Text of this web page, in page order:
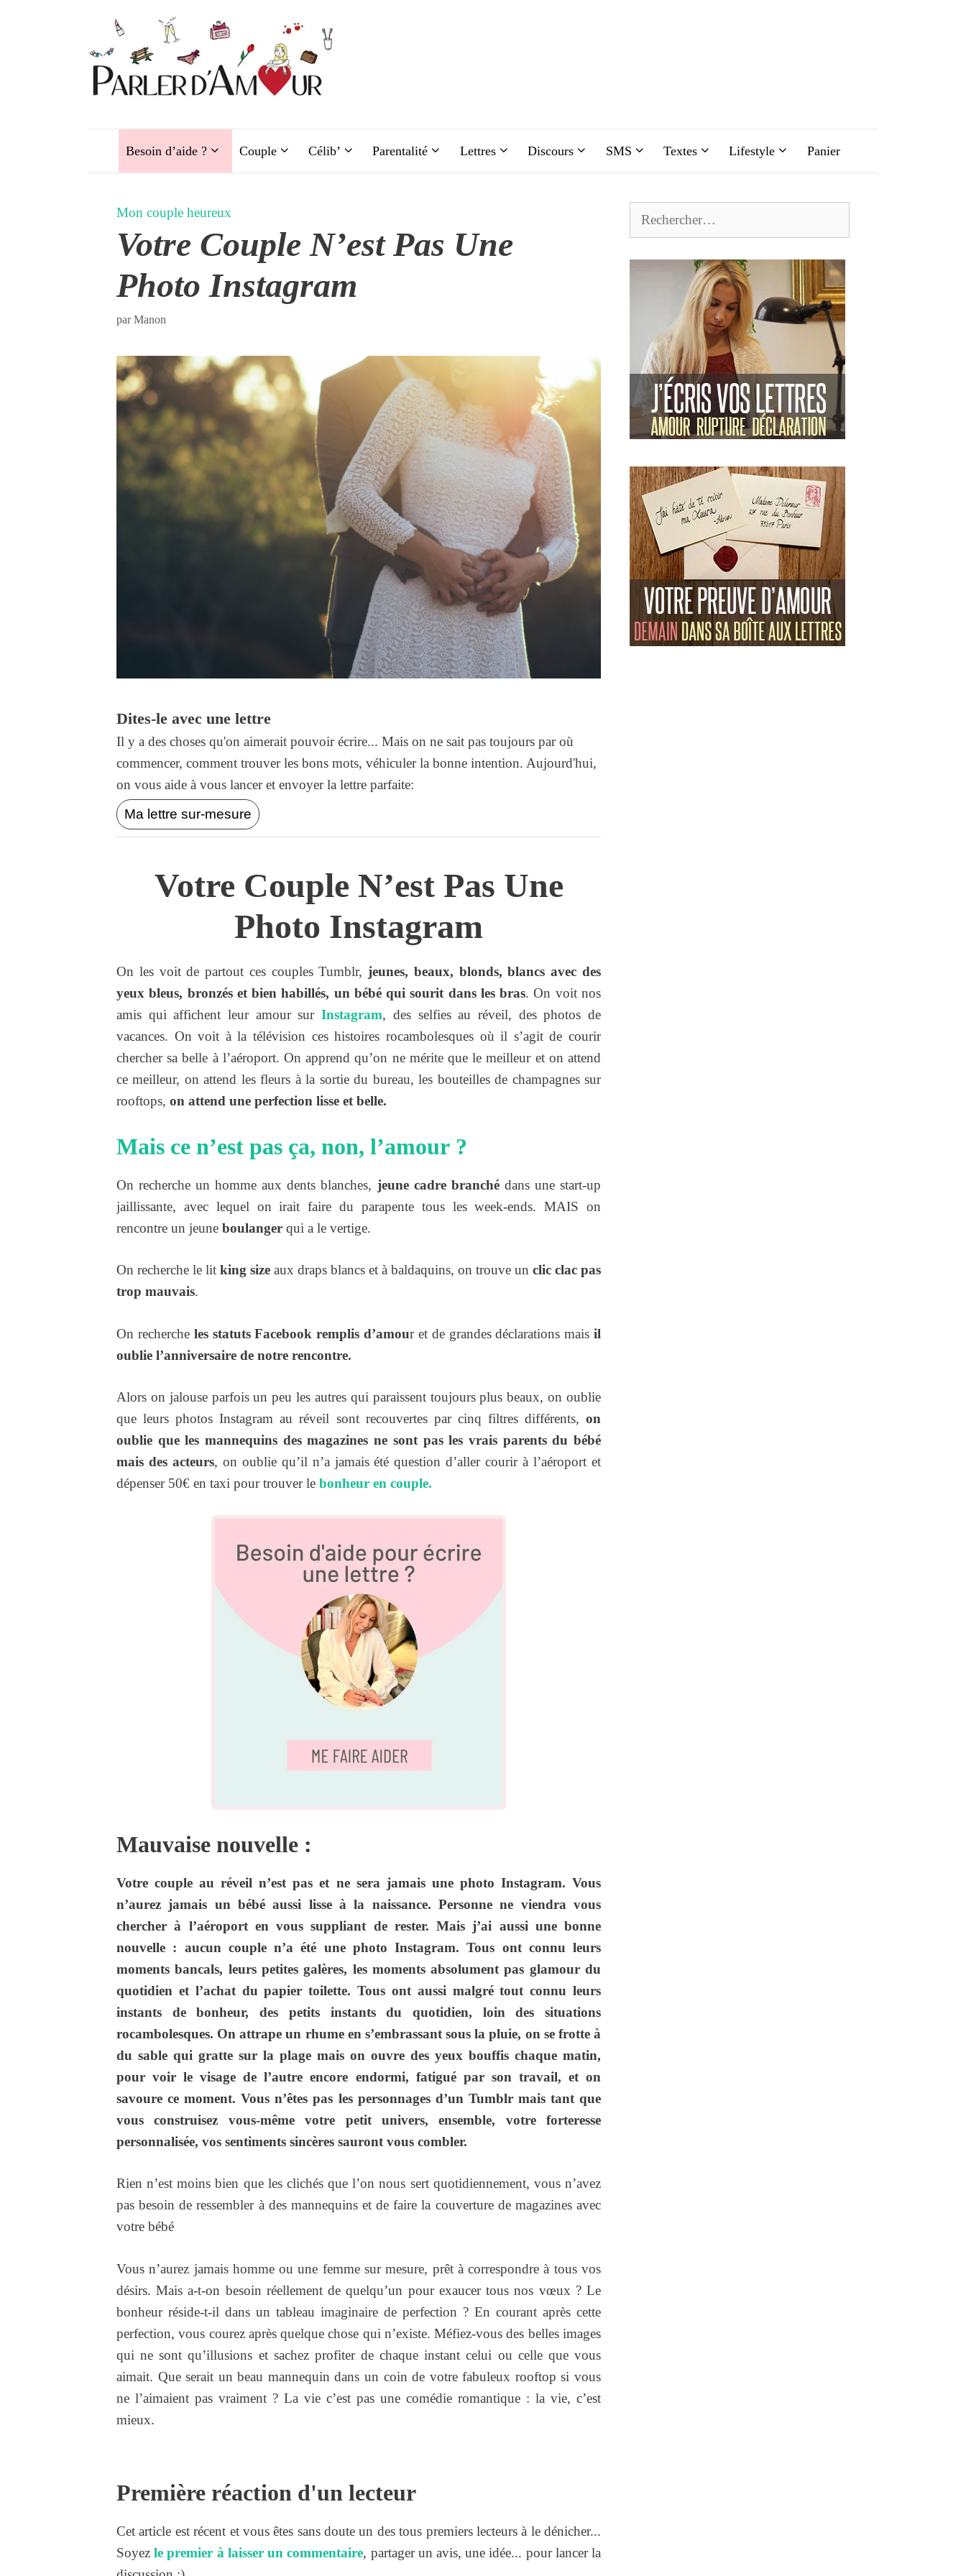
Besoin d’aide ? Couple Célib’ Parentalité Lettres Discours SMS Textes Lifestyle Panier
Mon couple heureux
Votre Couple N’est Pas Une
Photo Instagram
parManon
Dites-le avec une lettre
Il y a des choses qu'on aimerait pouvoir écrire... Mais on ne sait pas toujours par où
commencer, comment trouver les bons mots, véhiculer la bonne intention. Aujourd'hui,
on vous aide à vous lancer et envoyer la lettre parfaite:
Ma lettre sur-mesure
Votre Couple N’est Pas Une
Photo Instagram
On les voit de partout ces couples Tumblr, jeunes, beaux, blonds, blancs avec des
yeux bleus, bronzés et bien habillés, un bébé qui sourit dans les bras. On voit nos
amis qui affichent leur amour surInstagram, des selfies au réveil, des photos de
vacances. On voit à la télévision ces histoires rocambolesques où il s’agit de courir
chercher sa belle à l’aéroport. On apprend qu’on ne mérite que le meilleur et on attend
ce meilleur, on attend les fleurs à la sortie du bureau, les bouteilles de champagnes sur
rooftops, on attend une perfection lisse et belle.
Mais ce n’est pas ça, non, l’amour ?
On recherche un homme aux dents blanches, jeune cadre branchédans une start-up
jaillissante, avec lequel on irait faire du parapente tous les week-ends. MAIS on
rencontre un jeune boulanger qui a le vertige.
On recherche le lit king size aux draps blancs et à baldaquins, on trouve un clic clac pas
trop mauvais.
On rechercheles statuts Facebook remplis d’amour et de grandes déclarations mais il
oublie l’anniversaire de notre rencontre.
Alors on jalouse parfois un peu les autres qui paraissent toujours plus beaux, on oublie
que leurs photos Instagram au réveil sont recouvertes par cinq filtres différents, on
oublie que les mannequins des magazines ne sont pas les vrais parents du bébé
mais des acteurs, on oublie qu’il n’a jamais été question d’aller courir à l’aéroport et
dépenser 50€ en taxi pour trouver le bonheur en couple.
Mauvaise nouvelle :
Votre couple au réveil n’est pas et ne sera jamais une photo Instagram. Vous
n’aurez jamais un bébé aussi lisse à la naissance. Personne ne viendra vous
chercher à l’aéroport en vous suppliant de rester. Mais j’ai aussi une bonne
nouvelle : aucun couple n’a été une photo Instagram. Tous ont connu leurs
moments bancals, leurs petites galères, les moments absolument pas glamour du
quotidien et l’achat du papier toilette. Tous ont aussi malgré tout connu leurs
instants de bonheur, des petits instants du quotidien, loin des situations
rocambolesques. On attrape un rhume en s’embrassant sous la pluie, on se frotte à
du sable qui gratte sur la plage mais on ouvre des yeux bouffis chaque matin,
pour voir le visage de l’autre encore endormi, fatigué par son travail, et on
savoure ce moment. Vous n’êtes pas les personnages d’un Tumblr mais tant que
vous construisez vous-même votre petit univers, ensemble, votre forteresse
personnalisée, vos sentiments sincères sauront vous combler.
Rien n’est moins bien que les clichés que l’on nous sert quotidiennement, vous n’avez
pas besoin de ressembler à des mannequins et de faire la couverture de magazines avec
votre bébé
Vous n’aurez jamais homme ou une femme sur mesure, prêt à correspondre à tous vos
désirs. Mais a-t-on besoin réellement de quelqu’un pour exaucer tous nos vœux ? Le
bonheur réside-t-il dans un tableau imaginaire de perfection ? En courant après cette
perfection, vous courez après quelque chose qui n’existe. Méfiez-vous des belles images
qui ne sont qu’illusions et sachez profiter de chaque instant celui ou celle que vous
aimait. Que serait un beau mannequin dans un coin de votre fabuleux rooftop si vous
ne l’aimaient pas vraiment ? La vie c’est pas une comédie romantique : la vie, c’est
mieux.
Première réaction d'un lecteur
Cet article est récent et vous êtes sans doute un des tous premiers lecteurs à le dénicher...
Soyezle premier à laisser un commentaire, partager un avis, une idée... pour lancer la